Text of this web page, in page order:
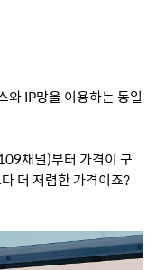
와IP망을 이용하는 동일
채널)부터 가격이 구
더 저렴한 가격이죠?